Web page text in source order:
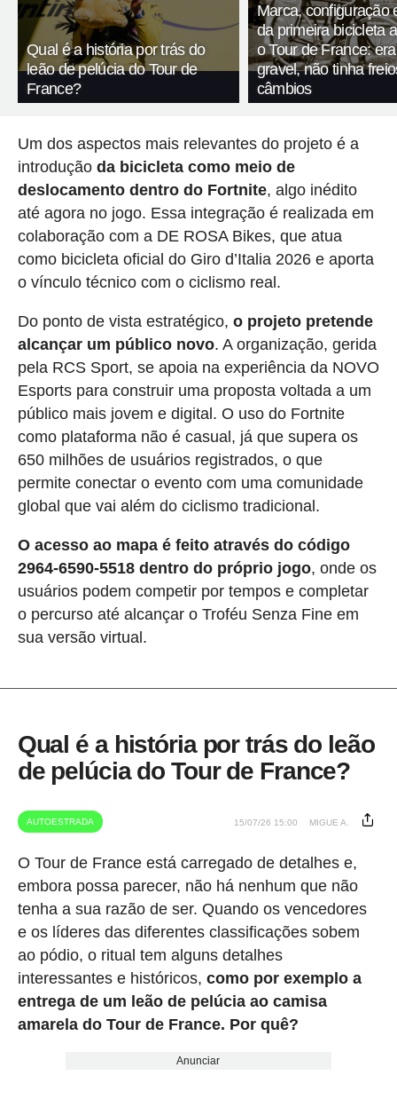
Qual é a história por trás do
leão de pelúcia do Tour de
France?
Marca, configuração
da primeira bicicleta
o Tour de France:
gravel, não tinha
câmbios
Um dos aspectos mais relevantes do projeto é a
introdução da bicicleta como meio de
deslocamento dentro do Fortnite, algo inédito
até agora no jogo. Essa integração é realizada em
colaboração com a DE ROSA Bikes, que atua
como bicicleta oficial do Giro d’Italia 2026 e aporta
o vínculo técnico com o ciclismo real.
Do ponto de vista estratégico, o projeto pretende
alcançar um público novo. A organização, gerida
pela RCS Sport, se apoia na experiência da NOVO
Esports para construir uma proposta voltada a um
público mais jovem e digital. O uso do Fortnite
como plataforma não é casual, já que supera os
650 milhões de usuários registrados, o que
permite conectar o evento com uma comunidade
global que vai além do ciclismo tradicional.
O acesso ao mapa é feito através do código
2964-6590-5518 dentro do próprio jogo, onde os
usuários podem competir por tempos e completar
o percurso até alcançar o Troféu Senza Fine em
sua versão virtual.
Qual é a história por trás do leão
de pelúcia do Tour de France?
AUTOESTRADA 15/07/26 15:00 MIGUE A.
O Tour de France está carregado de detalhes e,
embora possa parecer, não há nenhum que não
tenha a sua razão de ser. Quando os vencedores
e os líderes das diferentes classificações sobem
ao pódio, o ritual tem alguns detalhes
interessantes e históricos, como por exemplo a
entrega de um leão de pelúcia ao camisa
amarela do Tour de France. Por quê?
Anunciar